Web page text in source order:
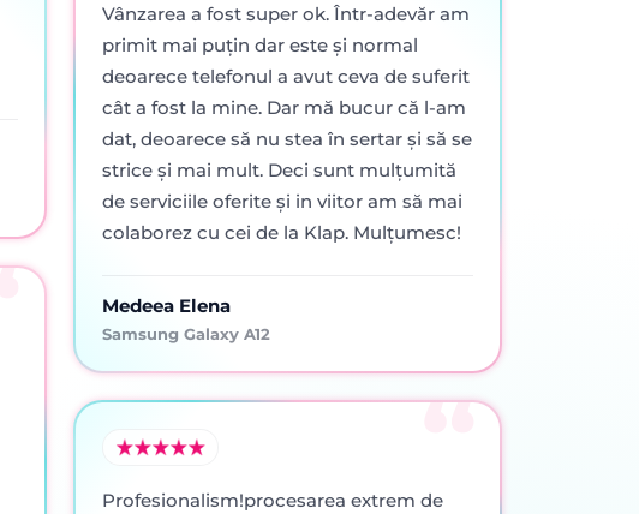
Vânzarea a fost super ok. Într-adevăr am
primit mai puţin dar este şi normal
deoarece telefonul a avut ceva de suferit
cât a fost la mine. Dar mă bucur că l-am
dat, deoarece să nu stea în sertar şi să se
strice şi mai mult. Deci sunt mulţumită
de serviciile oferite şi in viitor am să mai
colaborez cu cei de la Klap. Mulţumesc!
Medeea Elena
Samsung Galaxy A12
Profesionalism!procesarea extrem de